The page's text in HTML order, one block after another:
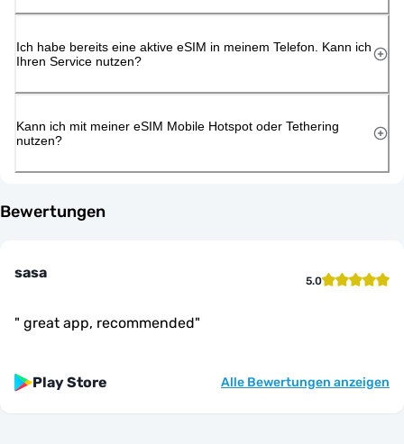
Ich habe bereits eine aktive eSIM in meinem Telefon. Kann ich
Ihren Service nutzen?
Kann ich mit meiner eSIM Mobile Hotspot oder Tethering
nutzen?
Bewertungen
sasa 5.0
" great app, recommended"
Play Store Alle Bewertungen anzeigen